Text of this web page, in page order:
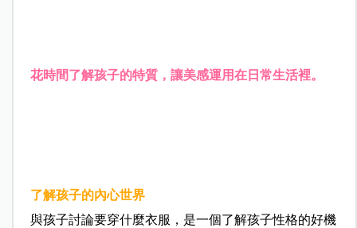
花時間了解孩子的特質，讓美感運用在日常生活裡。
了解孩子的內心世界
與孩子討論要穿什麼衣服，是一個了解孩子性格的好機